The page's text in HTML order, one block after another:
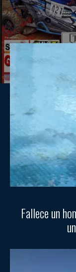
Fallece un